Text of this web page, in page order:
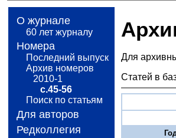
О журнале
60 лет журналу
Номера
Последний выпуск
Архив номеров
2010-1
с.45-56
Поиск по статьям
Для авторов
Редколлегия
Для
Статей в